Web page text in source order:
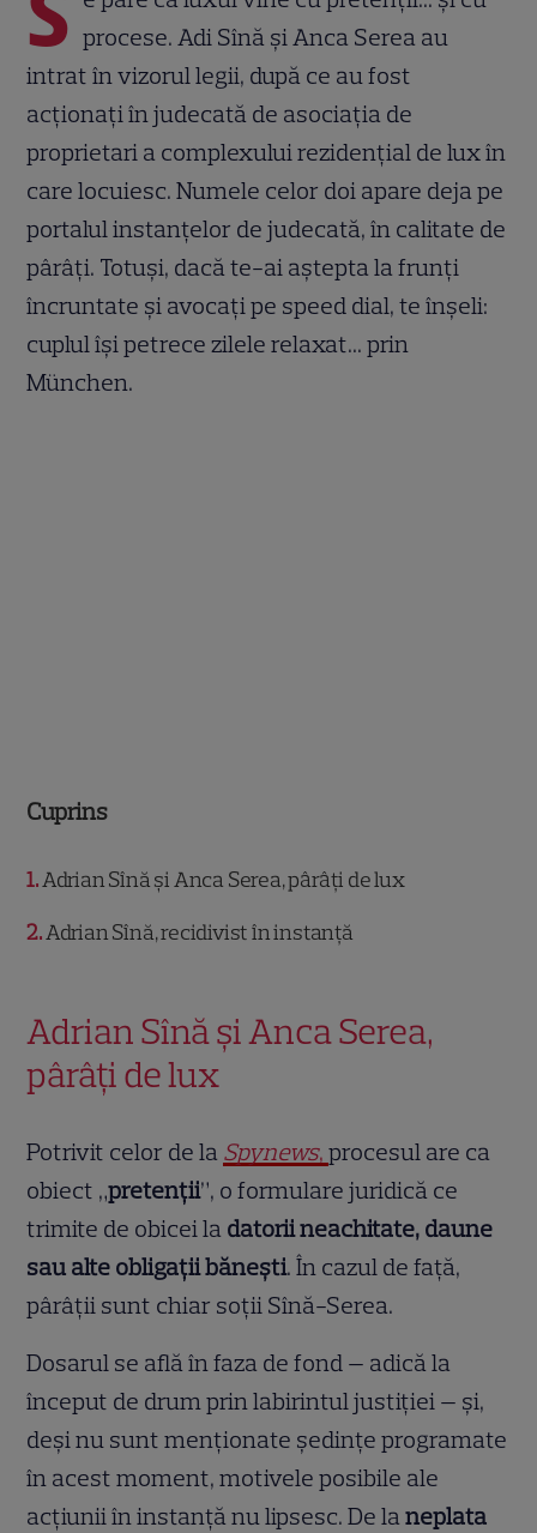
procese. Adi Sînă și Anca Serea au
intrat în vizorul legii, după ce au fost
acționați în judecată de asociația de
proprietari a complexului rezidențial de lux în
care locuiesc. Numele celor doi apare deja pe
portalul instanțelor de judecată, în calitate de
pârâți. Totuși, dacă te-ai aștepta la frunți
încruntate și avocați pe speed dial, te înșeli:
cuplul își petrece zilele relaxat... prin
München.
Cuprins
1 Adrian Sînă și Anca Serea, pârâți de lux
2 Adrian Sînă, recidivist în instanță
Adrian Sînă și Anca Serea,
pârâți de lux
Potrivit celor de la Spynews,procesul are ca
obiect „pretenții”, o formulare juridică ce
trimite de obicei la datorii neachitate, daune
sau alte obligații bănești. În cazul de față,
pârâții sunt chiar soții Sînă-Serea.
Dosarul se află în faza de fond — adică la
început de drum prin labirintul justiției — și,
deși nu sunt menționate ședințe programate
în acest moment, motivele posibile ale
acțiunii în instanță nu lipsesc. De laneplata